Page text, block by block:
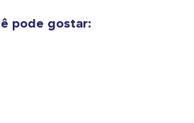
pode gostar:
ao Carrinho